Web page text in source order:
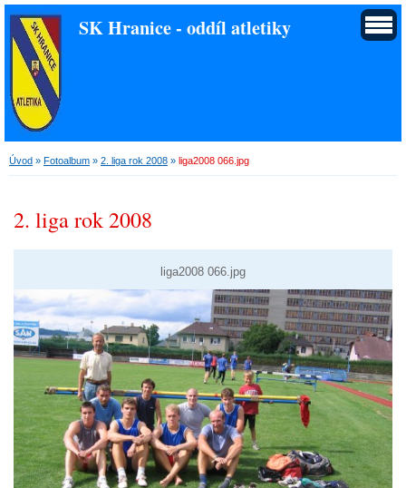
SK Hranice - oddíl atletiky
Úvod » Fotoalbum » 2. liga rok 2008 » liga2008 066.jpg
2. liga rok 2008
liga2008 066.jpg